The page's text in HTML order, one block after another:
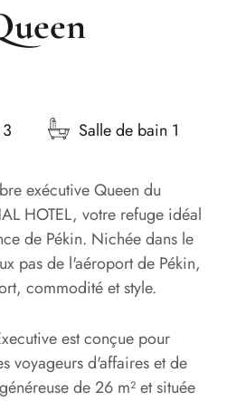
Salle de bain 1
exécutive Queen du
HOTEL, votre refuge idéal
de Pékin. Nichée dans le
pas de l'aéroport de Pékin,
commodité et style.
est conçue pour
voyageurs d'affaires et de
de 26 m² et située